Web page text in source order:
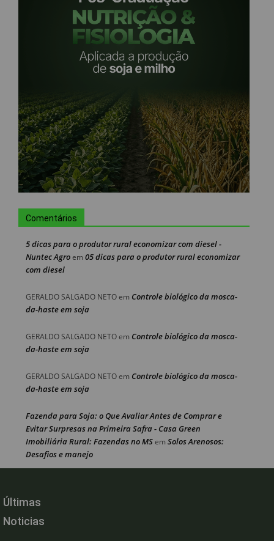
Comentários
5 dicas para o produtor rural economizar com diesel -
Nuntec Agroem 05 dicas para o produtor rural economizar
com diesel
GERALDO SALGADO NETOem Controle biológico da mosca-
da-haste em soja
GERALDO SALGADO NETOem Controle biológico da mosca-
da-haste em soja
GERALDO SALGADO NETOem Controle biológico da mosca-
da-haste em soja
Fazenda para Soja: o Que Avaliar Antes de Comprar e
Evitar Surpresas na Primeira Safra - Casa Green
Imobiliária Rural: Fazendas no MSem Solos Arenosos:
Desafios e manejo
Últimas
Noticias